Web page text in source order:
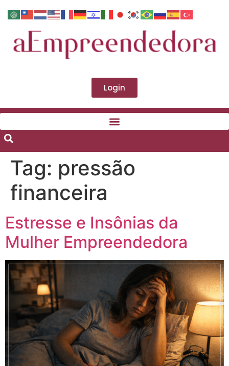
Login
Tag: pressão
financeira
Estresse e Insônias da
Mulher Empreendedora